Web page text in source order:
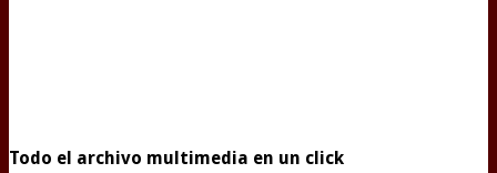
Todo el archivo multimedia en un click